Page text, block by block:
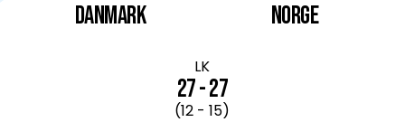
DANMARK
LK
27 - 27
(12 - 15)
Norge